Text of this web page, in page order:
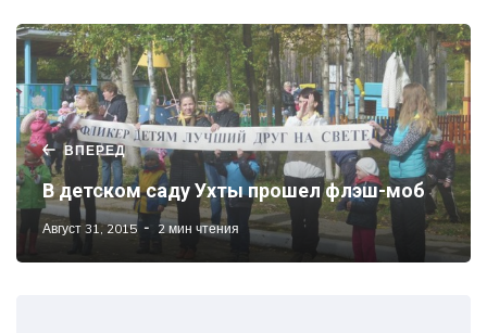
ВПЕРЕД
В детском саду Ухты прошел флэш-моб
Август 31, 2015 2 мин чтения